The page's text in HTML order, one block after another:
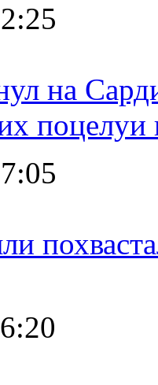
на
поцелуи